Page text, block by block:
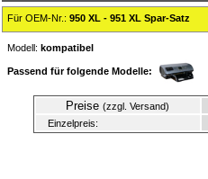
Für OEM-Nr.: 950 XL - 951 XL Spar-Satz
Modell: kompatibel
Passend für folgende Modelle:
Preise (zzgl. Versand)
Einzelpreis: